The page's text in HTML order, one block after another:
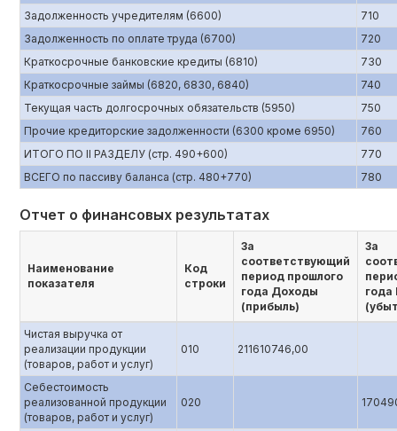
Задолженность учредителям (6600)
710
Задолженность по оплате труда (6700)
720
Краткосрочные банковские кредиты (6810)
730
Краткосрочные займы (6820, 6830, 6840)
740
Текущая часть долгосрочных обязательств (5950)
750
Прочие кредиторские задолженности (6300 кроме 6950)
760
ИТОГО ПО II РАЗДЕЛУ (стр. 490+600)
770
ВСЕГО по пассиву баланса (стр. 480+770)
780
Отчет о финансовых результатах
Наименование
показателя
Код
строки
За
соответствующий
период прошлого
года Доходы
(прибыль)
За
года
Чистая выручка от
реализации продукции
(товаров, работ и услуг)
010 211610746,00
Себестоимость
реализованной продукции
(товаров, работ и услуг)
020